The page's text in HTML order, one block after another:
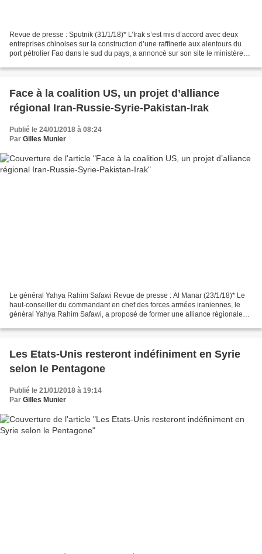
Revue de presse : Sputnik (31/1/18)* L’Irak s’est mis d’accord avec deux
entreprises chinoises sur la construction d’une raffinerie aux alentours du
port pétrolier Fao dans le sud du pays, a annoncé sur son site le ministère
Face à la coalition US, un projet d’alliance
régional Iran-Russie-Syrie-Pakistan-Irak
Publié le 24/01/2018 à 08:24
Par Gilles Munier
Le général Yahya Rahim Safawi Revue de presse : Al Manar (23/1/18)* Le
haut-conseiller du commandant en chef des forces armées iraniennes, le
général Yahya Rahim Safawi, a proposé de former une alliance régionale
Les Etats-Unis resteront indéfiniment en Syrie
selon le Pentagone
Publié le 21/01/2018 à 19:14
Par Gilles Munier